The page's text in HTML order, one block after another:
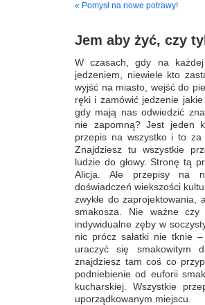
« Pomysł na nowe potrawy!
Jem aby żyć, czy
W czasach, gdy na
jedzeniem, niewiele kto
wyjść na miasto, wejść do
ręki i zamówić jedzenie
gdy mają nas odwiedzić
nie zapomną? Jest jeden
przepis na wszystko i to
Znajdziesz tu wszystkie
ludzie do głowy. Stronę tą
Alicja. Ale przepisy na
doświadczeń wiekszości
zwykłe do
smakosza. Nie ważne
indywidualne zęby w
nic prócz sałatki nie tknie
uraczyć się smakowitym
znajdziesz tam coś co
podniebienie od euforii
kucharskiej. Wszystkie
uporządkowanym miejscu.